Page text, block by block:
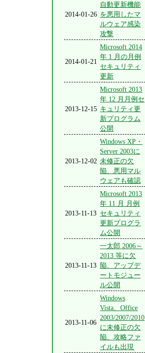
2014-01-26
自動更新機能
を悪用したマ
ルウェア感染
攻撃
2014-01-21
Microsoft 2014
年 1 月の月例
セキュリティ
更新
2013-12-15
Microsoft 2013
年 12 月月例セ
キュリティ更
新プログラム
公開
2013-12-02
Windows XP・
Server 2003に
未修正の欠
陥、悪用マル
ウェアも確認
2013-11-13
Microsoft 2013
年 11 月 月例
セキュリティ
更新プログラ
ム公開
2013-11-13
一太郎 2006～
2013 等に欠
陥、アップデ
ートモジュー
ル公開
2013-11-06
Windows
Vista、Office
2003/2007/2010
に未修正の欠
陥、攻略ファ
イルも出現